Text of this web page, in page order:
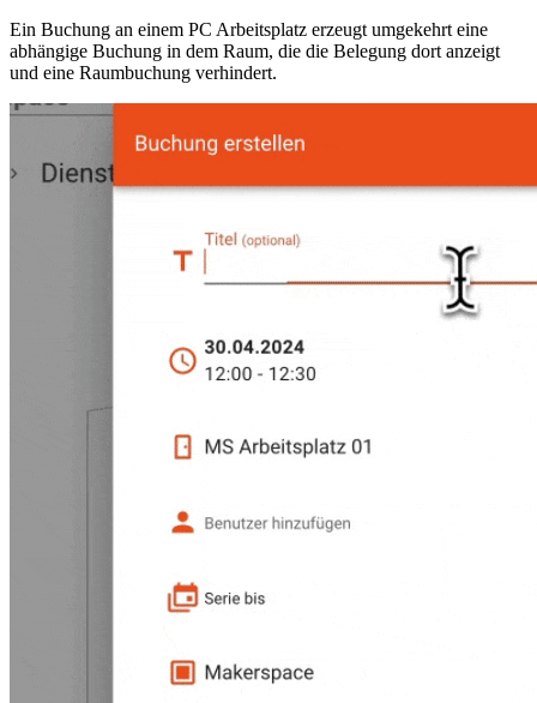
Ein Buchung an einem PC Arbeitsplatz erzeugt umgekehrt eine
abhängige Buchung in dem Raum, die die Belegung dort anzeigt
und eine Raumbuchung verhindert.